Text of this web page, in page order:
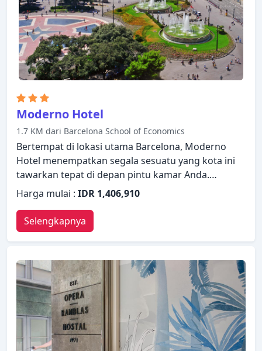
yang ramah dan pelayanan yang istimewa bisa
Anda harapkan selama menginap di Hotel 1898.
Moderno Hotel
1.7 KM dari Barcelona School of Economics
Bertempat di lokasi utama Barcelona, Moderno
Hotel menempatkan segala sesuatu yang kota ini
tawarkan tepat di depan pintu kamar Anda.
Menawarkan berbagai fasilitas dan layanan, hotel
menyediakan semua yang Anda butuhkan untuk
bermalam dengan nyaman. WiFi gratis di semua
kamar, layanan kebersihan harian, layanan tiket,
akses mudah untuk kursi roda, resepsionis 24 jam
hanyalah beberapa dari berbagai fasilitas yang
ditawarkan. Televisi layar datar, linen, cermin,
handuk, ruang penyimpanan pakaian dapat
ditemukan di beberapa kamar. Hotel ini
menawarkan berbagai pilihan rekreasi. Dengan
layanan handal dan staf profesional, Moderno
Hotel memenuhi kebutuhan Anda.
Harga mulai : IDR 1,406,910
Selengkapnya